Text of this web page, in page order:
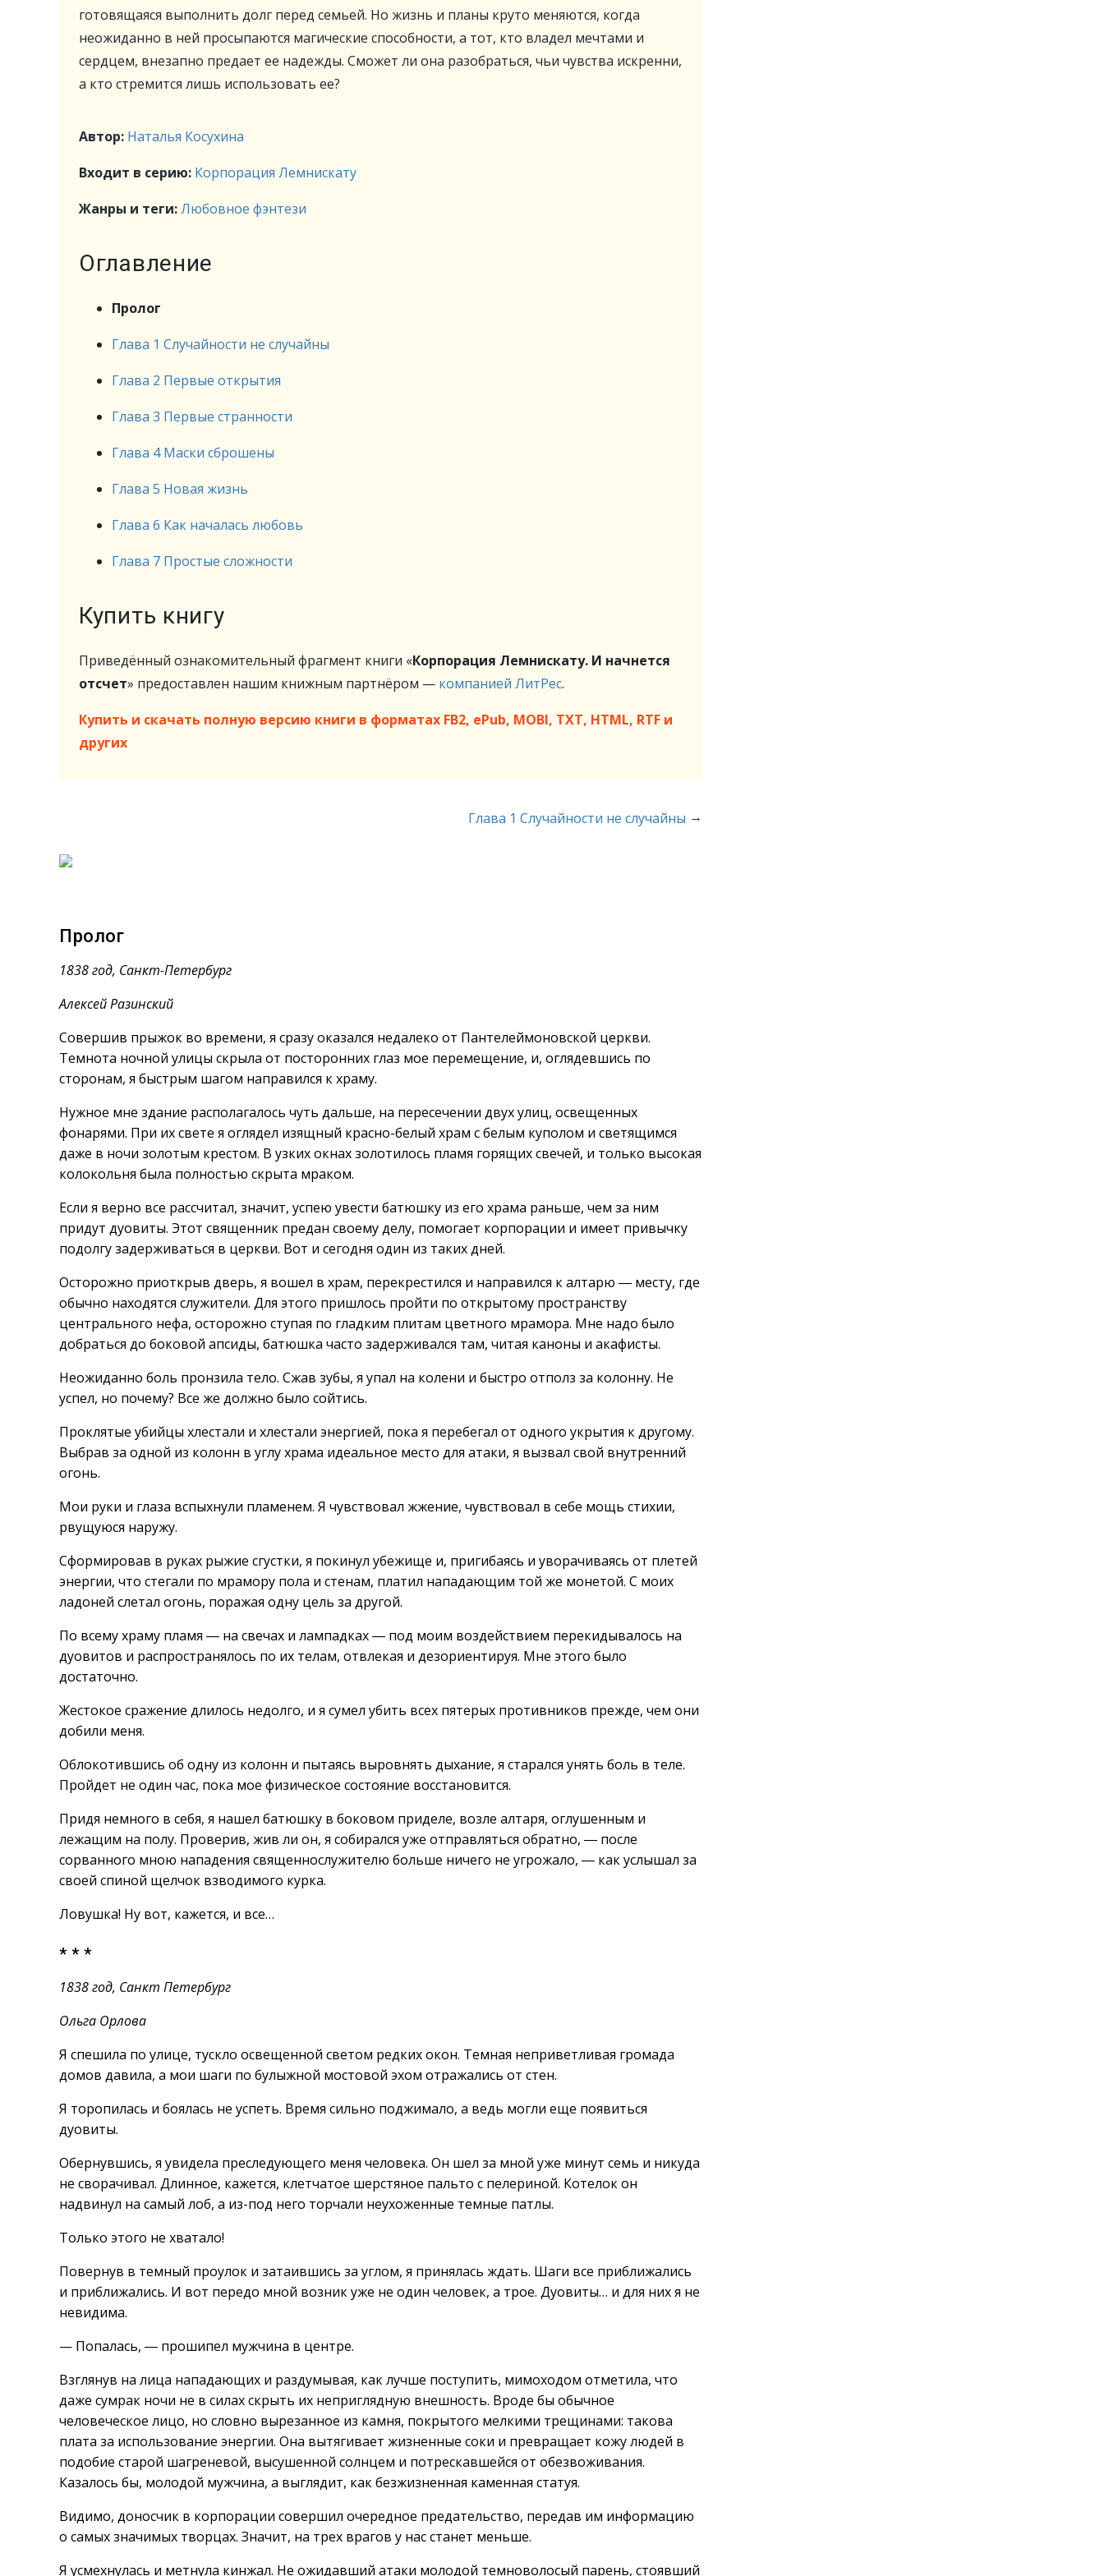
готовящаяся выполнить долг перед семьей. Но жизнь и планы круто меняются, когда
неожиданно в ней просыпаются магические способности, а тот, кто владел мечтами и
сердцем, внезапно предает ее надежды. Сможет ли она разобраться, чьи чувства искренни,
а кто стремится лишь использовать ее?
Автор: Наталья Косухина
Входит в серию: Корпорация Лемнискату
Жанры и теги:Любовное фэнтези
Оглавление
Пролог
Глава 1 Случайности не случайны
Глава 2 Первые открытия
Глава 3 Первые странности
Глава 4 Маски сброшены
Глава 5 Новая жизнь
Глава 6 Как началась любовь
Глава 7 Простые сложности
Купить книгу
Приведённый ознакомительный фрагмент книги «Корпорация Лемнискату. И начнется
отсчет» предоставлен нашим книжным партнёром — компанией ЛитРес.
Купить и скачать полную версию книги в форматах FB2, ePub, MOBI, TXT, HTML, RTF и
других
Глава 1 Случайности не случайны →
Пролог
1838 год, Санкт-Петербург
Алексей Разинский
Совершив прыжок во времени, я сразу оказался недалеко от Пантелеймоновской церкви.
Темнота ночной улицы скрыла от посторонних глаз мое перемещение, и, оглядевшись по
сторонам, я быстрым шагом направился к храму.
Нужное мне здание располагалось чуть дальше, на пересечении двух улиц, освещенных
фонарями. При их свете я оглядел изящный красно-белый храм с белым куполом и светящимся
даже в ночи золотым крестом. В узких окнах золотилось пламя горящих свечей, и только высокая
колокольня была полностью скрыта мраком.
Если я верно все рассчитал, значит, успею увести батюшку из его храма раньше, чем за ним
придут дуовиты. Этот священник предан своему делу, помогает корпорации и имеет привычку
подолгу задерживаться в церкви. Вот и сегодня один из таких дней.
Осторожно приоткрыв дверь, я вошел в храм, перекрестился и направился к алтарю ― месту, где
обычно находятся служители. Для этого пришлось пройти по открытому пространству
центрального нефа, осторожно ступая по гладким плитам цветного мрамора. Мне надо было
добраться до боковой апсиды, батюшка часто задерживался там, читая каноны и акафисты.
Неожиданно боль пронзила тело. Сжав зубы, я упал на колени и быстро отполз за колонну. Не
успел, но почему? Все же должно было сойтись.
Проклятые убийцы хлестали и хлестали энергией, пока я перебегал от одного укрытия к другому.
Выбрав за одной из колонн в углу храма идеальное место для атаки, я вызвал свой внутренний
огонь.
Мои руки и глаза вспыхнули пламенем. Я чувствовал жжение, чувствовал в себе мощь стихии,
рвущуюся наружу.
Сформировав в руках рыжие сгустки, я покинул убежище и, пригибаясь и уворачиваясь от плетей
энергии, что стегали по мрамору пола и стенам, платил нападающим той же монетой. С моих
ладоней слетал огонь, поражая одну цель за другой.
По всему храму пламя ― на свечах и лампадках ― под моим воздействием перекидывалось на
дуовитов и распространялось по их телам, отвлекая и дезориентируя. Мне этого было
достаточно.
Жестокое сражение длилось недолго, и я сумел убить всех пятерых противников прежде, чем они
добили меня.
Облокотившись об одну из колонн и пытаясь выровнять дыхание, я старался унять боль в теле.
Пройдет не один час, пока мое физическое состояние восстановится.
Придя немного в себя, я нашел батюшку в боковом приделе, возле алтаря, оглушенным и
лежащим на полу. Проверив, жив ли он, я собирался уже отправляться обратно, ― после
сорванного мною нападения священнослужителю больше ничего не угрожало, ― как услышал за
своей спиной щелчок взводимого курка.
Ловушка! Ну вот, кажется, и все…
* * *
1838 год, Санкт Петербург
Ольга Орлова
Я спешила по улице, тускло освещенной светом редких окон. Темная неприветливая громада
домов давила, а мои шаги по булыжной мостовой эхом отражались от стен.
Я торопилась и боялась не успеть. Время сильно поджимало, а ведь могли еще появиться
дуовиты.
Обернувшись, я увидела преследующего меня человека. Он шел за мной уже минут семь и никуда
не сворачивал. Длинное, кажется, клетчатое шерстяное пальто с пелериной. Котелок он
надвинул на самый лоб, а из-под него торчали неухоженные темные патлы.
Только этого не хватало!
Повернув в темный проулок и затаившись за углом, я принялась ждать. Шаги все приближались
и приближались. И вот передо мной возник уже не один человек, а трое. Дуовиты… и для них я не
невидима.
— Попалась, ― прошипел мужчина в центре.
Взглянув на лица нападающих и раздумывая, как лучше поступить, мимоходом отметила, что
даже сумрак ночи не в силах скрыть их неприглядную внешность. Вроде бы обычное
человеческое лицо, но словно вырезанное из камня, покрытого мелкими трещинами: такова
плата за использование энергии. Она вытягивает жизненные соки и превращает кожу людей в
подобие старой шагреневой, высушенной солнцем и потрескавшейся от обезвоживания.
Казалось бы, молодой мужчина, а выглядит, как безжизненная каменная статуя.
Видимо, доносчик в корпорации совершил очередное предательство, передав им информацию
о самых значимых творцах. Значит, на трех врагов у нас станет меньше.
Я усмехнулась и метнула кинжал. Не ожидавший атаки молодой темноволосый парень, стоявший